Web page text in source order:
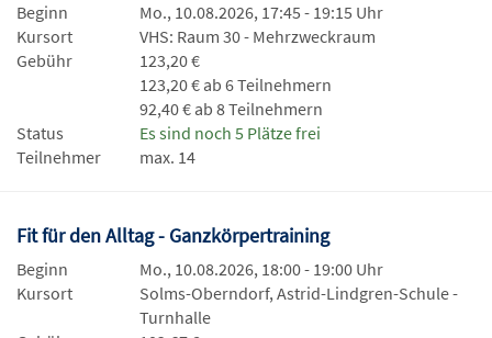
Beginn
Mo., 10.08.2026, 17:45 - 19:15 Uhr
Kursort
VHS: Raum 30 - Mehrzweckraum
Gebühr
123,20 €
123,20 € ab 6 Teilnehmern
92,40 € ab 8 Teilnehmern
Status
Es sind noch 5 Plätze frei
Teilnehmer
max. 14
Fit für den Alltag - Ganzkörpertraining
Beginn
Mo., 10.08.2026, 18:00 - 19:00 Uhr
Kursort
Solms-Oberndorf, Astrid-Lindgren-Schule -
Turnhalle